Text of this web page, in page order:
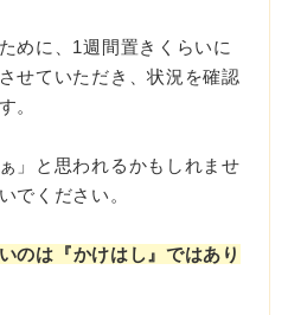
めに、1週間置きくらいに
せていただき、状況を確認
。
」と思われるかもしれませ
でください。
のは『かけはし』ではあり